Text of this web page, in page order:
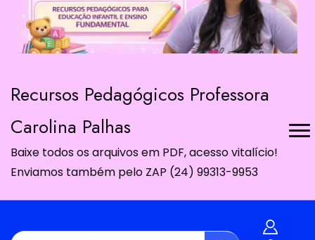
Recursos Pedagógicos Professora
Carolina Palhas
Baixe todos os arquivos em PDF, acesso vitalício!
Enviamos também pelo ZAP (24) 99313-9953